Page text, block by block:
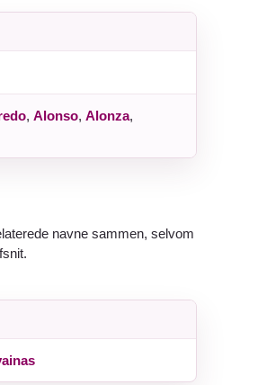
, Alonso, Alonza,
navne sammen, selvom